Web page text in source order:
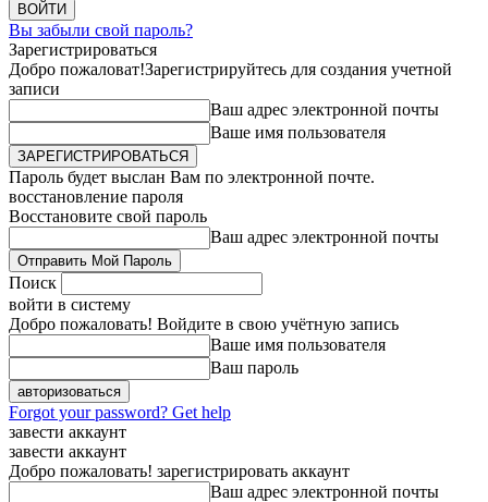
Вы забыли свой пароль?
Зарегистрироваться
Добро пожаловат!Зарегистрируйтесь для создания учетной
записи
Ваш адрес электронной почты
Ваше имя пользователя
Пароль будет выслан Вам по электронной почте.
восстановление пароля
Восстановите свой пароль
Ваш адрес электронной почты
Поиск
войти в систему
Добро пожаловать! Войдите в свою учётную запись
Ваше имя пользователя
Ваш пароль
Forgot your password? Get help
завести аккаунт
завести аккаунт
Добро пожаловать! зарегистрировать аккаунт
Ваш адрес электронной почты